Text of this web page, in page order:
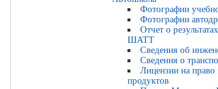
Фотографии
Фотографии
Отчет о
ШАТТ
Сведения об
Сведения о
Лицензии на
продуктов